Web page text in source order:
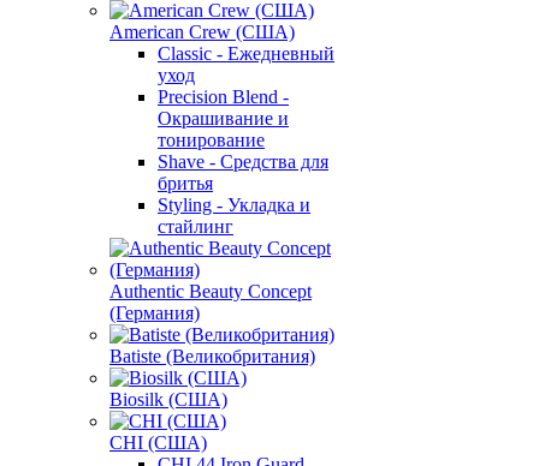
American Crew (США)
Classic - Ежедневный
уход
Precision Blend -
Окрашивание и
тонирование
Shave - Средства для
бритья
Styling - Укладка и
стайлинг
Authentic Beauty Concept
(Германия)
Batiste (Великобритания)
Biosilk (США)
CHI (США)